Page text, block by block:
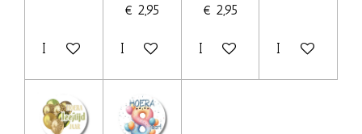
In winkelwagen
€ 2,95
In winkelwagen
€ 2,95
In winkelwagenIn